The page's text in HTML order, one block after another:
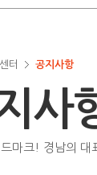
터 공지사항
사
마크! 경남의 대